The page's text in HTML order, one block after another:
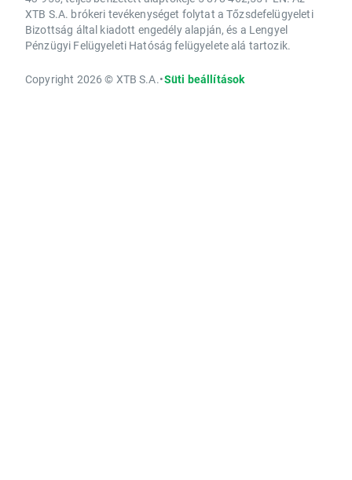
XTB S.A. brókeri tevékenységet folytat a Tőzsdefelügyeleti
Bizottság által kiadott engedély alapján, és a Lengyel
Pénzügyi Felügyeleti Hatóság felügyelete alá tartozik.
Copyright 2026 © XTB S.A.•Süti beállítások